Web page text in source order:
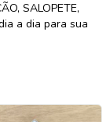
SALOPETE,
a dia para sua